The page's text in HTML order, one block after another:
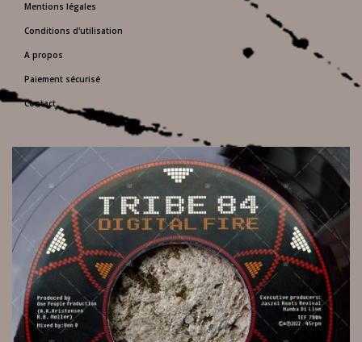
Mentions légales
Conditions d'utilisation
A propos
Paiement sécurisé
Contact